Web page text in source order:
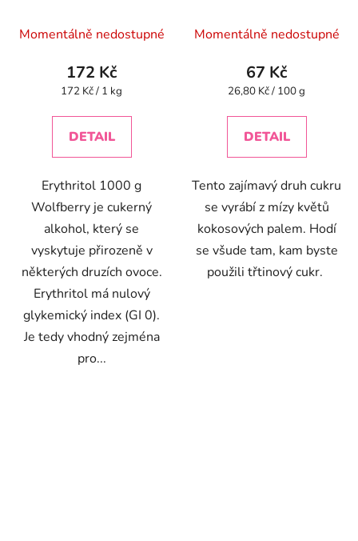
Momentálně nedostupné
172 Kč
Měrná
172 Kč / 1 kg
DETAIL
Erythritol 1000 g
Wolfberry je cukerný
alkohol, který se
vyskytuje přirozeně v
některých druzích ovoce.
Erythritol má nulový
glykemický index (GI 0).
Je tedy vhodný zejména
pro...
Momentálně nedostupné
67 Kč
Měrná
26,80 Kč / 100 g
DETAIL
Tento zajímavý druh cukru
se vyrábí z mízy květů
kokosových palem. Hodí
se všude tam, kam byste
použili třtinový cukr.